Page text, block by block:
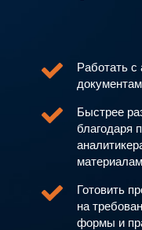
Работать
Быстрее
благодаря
материалам
Готовить
на
формы и